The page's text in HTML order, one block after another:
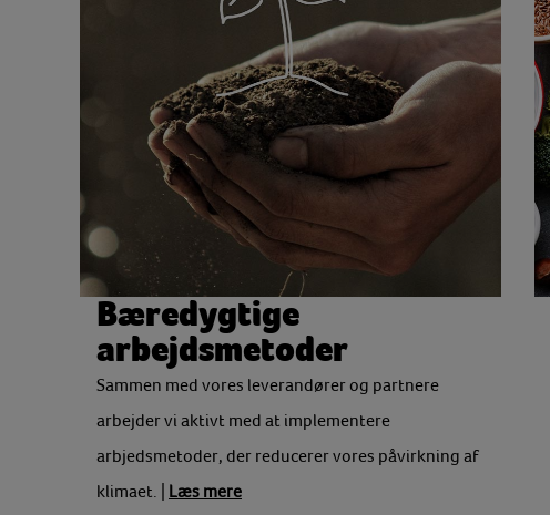
Bæredygtige
arbejdsmetoder
Sammen med vores leverandører og partnere
arbejder vi aktivt med at implementere
arbjedsmetoder, der reducerer vores påvirkning af
klimaet. | Læs mere